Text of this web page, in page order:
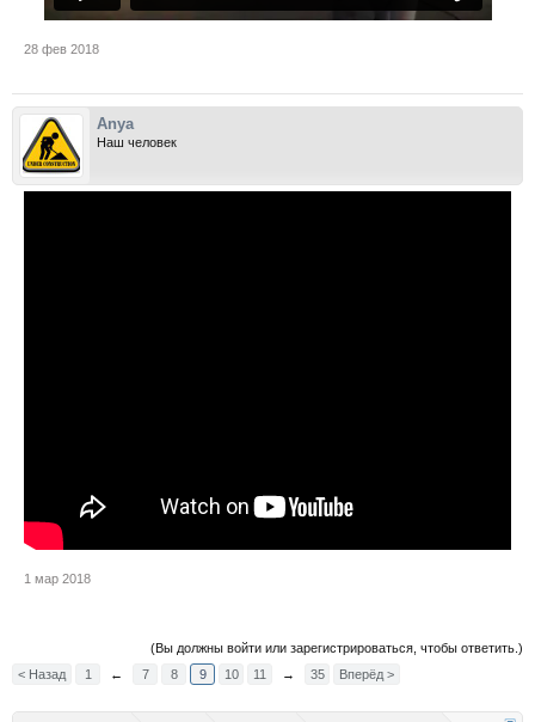
28 фев 2018
Anya
Наш человек
1 мар 2018
(Вы должны войти или зарегистрироваться, чтобы ответить.)
< Назад
1 ← 7 8 9 10 11 → 35 Вперёд >